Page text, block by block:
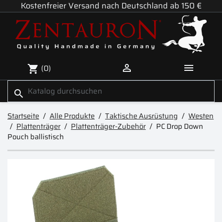
Kostenfreier Versand nach Deutschland ab 150 €
shopping_cart (0)  
search
Startseite Alle Produkte Taktische Ausrüstung
Westen
Plattenträger
Plattenträger-Zubehör
PC Drop Down
Pouch ballistisch